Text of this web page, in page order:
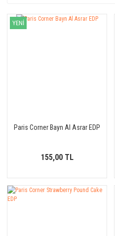
YENİ
Paris Corner Bayn Al Asrar EDP
155,00 TL